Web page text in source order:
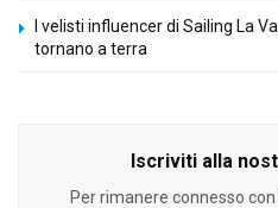
I velisti influencer di Sailing La
tornano a terra
Iscriviti alla
Per rimanere connesso